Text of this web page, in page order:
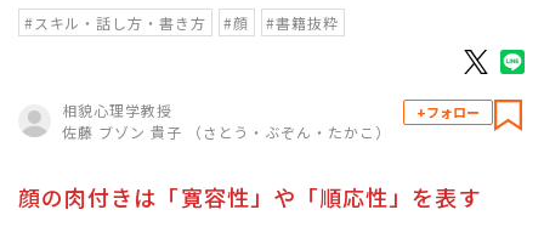
#スキル・話し方・書き方 #顔 #書籍抜粋
相貌心理学教授
佐藤 ブゾン 貴子 （さとう・ぶぞん・たかこ）
+フォロー
顔の肉付きは「寛容性」や「順応性」を表す